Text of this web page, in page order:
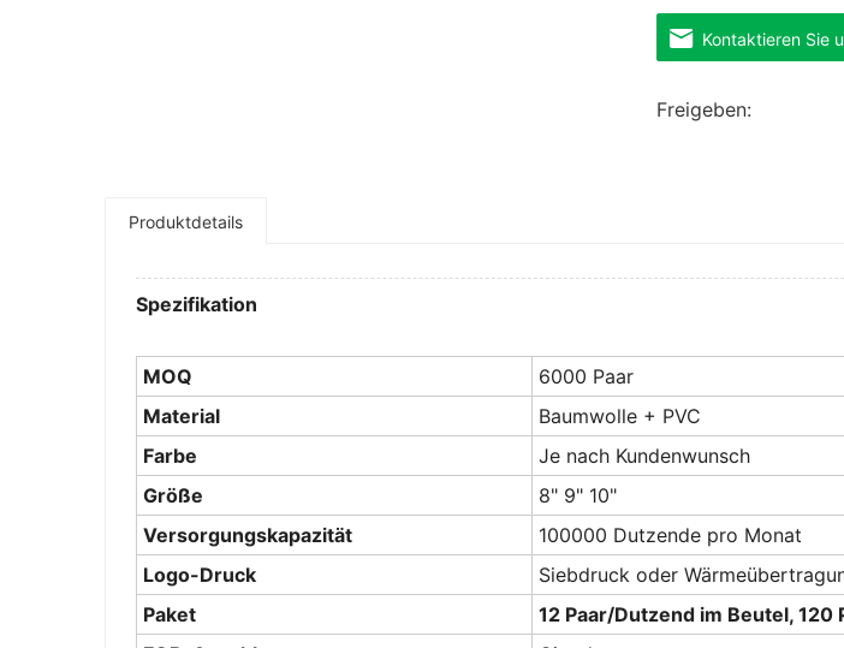
Kontaktieren Sie
Freigeben:
Produktdetails
Spezifikation
MOQ
6000 Paar
Material
Baumwolle + PVC
Farbe
Je nach Kundenwunsch
Größe
8" 9" 10"
Versorgungskapazität
100000 Dutzende pro Monat
Logo-Druck
Siebdruck oder
Paket
12 Paar/Dutzend im Beutel, 120